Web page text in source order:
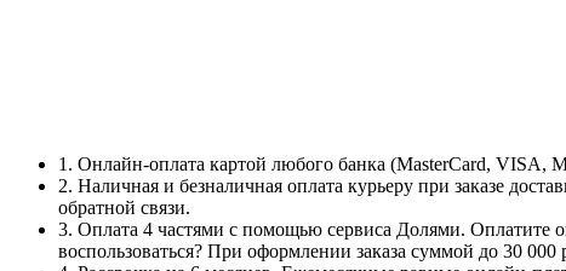
1. Онлайн-оплата картой любого банка (MasterCard,
2. Наличная и безналичная оплата курьеру при заказе
обратной связи.
3. Оплата 4 частями с помощью сервиса Долями. Оплатите
воспользоваться? При оформлении заказа суммой до 30